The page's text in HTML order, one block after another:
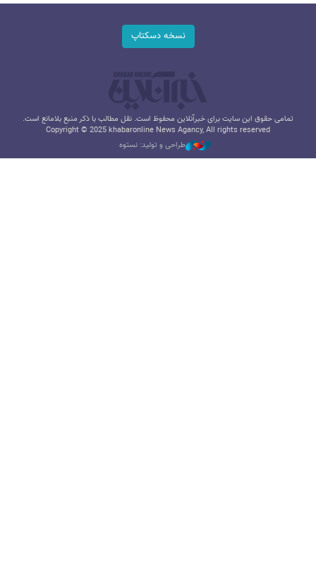
نسخه دسکتاپ
تمامی حقوق این سایت برای خبرآنلاین محفوظ است. نقل مطالب با ذکر منبع بلامانع است.
Copyright © 2025 khabaronline News Agancy, All rights reserved
طراحی و تولید: نستوه